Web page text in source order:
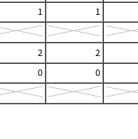
1 1
2 2
0 0